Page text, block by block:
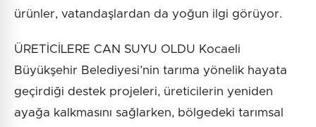
ürünler, vatandaşlardan da yoğun ilgi görüyor.
ÜRETİCİLERE CAN SUYU OLDU Kocaeli
Büyükşehir Belediyesi’nin tarıma yönelik hayata
geçirdiği destek projeleri, üreticilerin yeniden
ayağa kalkmasını sağlarken, bölgedeki tarımsal